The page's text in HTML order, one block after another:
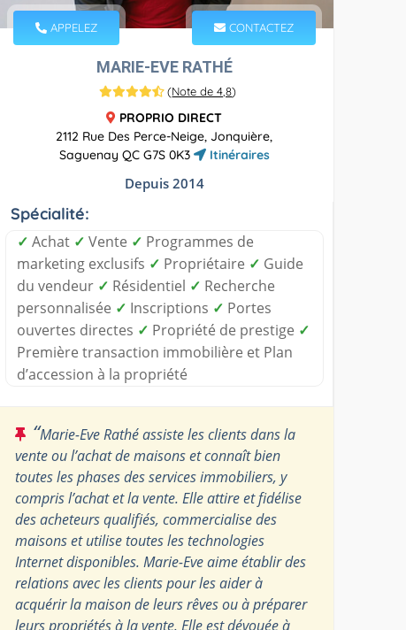
APPELEZ CONTACTEZ
MARIE-EVE RATHÉ
(Note de 4,8)
PROPRIO DIRECT
2112 Rue Des Perce-Neige, Jonquière,
Saguenay QC G7S 0K3
Itinéraires
Depuis 2014
Spécialité:
✓ Achat ✓ Vente ✓ Programmes de
marketing exclusifs ✓ Propriétaire ✓ Guide
du vendeur ✓ Résidentiel ✓ Recherche
personnalisée ✓ Inscriptions ✓ Portes
ouvertes directes ✓ Propriété de prestige ✓
Première transaction immobilière et Plan
d’accession à la propriété
“Marie-Eve Rathé assiste les clients dans la
vente ou l’achat de maisons et connaît bien
toutes les phases des services immobiliers, y
compris l’achat et la vente. Elle attire et fidélise
des acheteurs qualifiés, commercialise des
maisons et utilise toutes les technologies
Internet disponibles. Marie-Eve aime établir des
relations avec les clients pour les aider à
acquérir la maison de leurs rêves ou à préparer
leurs propriétés à la vente. Elle est dévouée à